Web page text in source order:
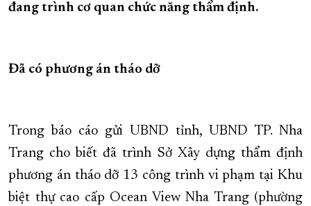
KỶ NIỆM 370 NĂM XÂY DỰNG VÀ PHÁT TRIỂN TỈNH KHÁNH HÒA
đang trình cơ quan chức năng thẩm định.
Đã có phương án tháo dỡ
Trong báo cáo gửi UBND tỉnh, UBND TP. Nha
Trang cho biết đã trình Sở Xây dựng thẩm định
phương án tháo dỡ 13 công trình vi phạm tại Khu
biệt thự cao cấp Ocean View Nha Trang (phường